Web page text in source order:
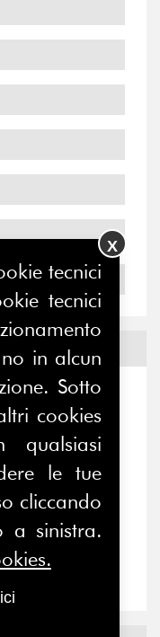
tecnici
tecnici
in alcun
Sotto
cookies
le tue
cliccando
a sinistra.
X